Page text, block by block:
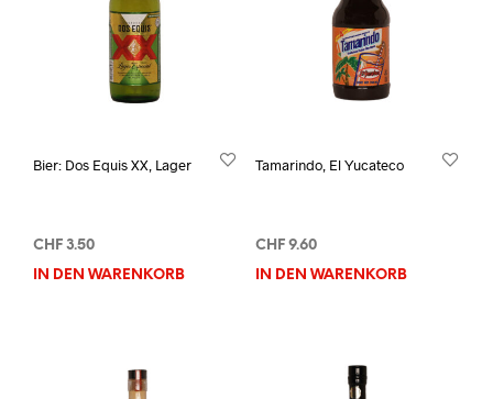
Bier: Dos Equis XX, Lager
CHF 3.50
IN DEN WARENKORB
Tamarindo, El Yucateco
CHF9.60
IN DEN WARENKORB